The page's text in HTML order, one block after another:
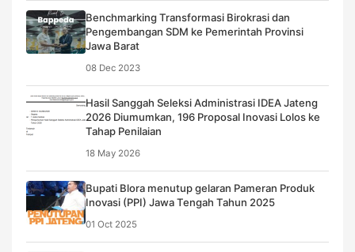
Benchmarking Transformasi Birokrasi dan
Pengembangan SDM ke Pemerintah Provinsi
Jawa Barat
08 Dec 2023
Hasil Sanggah Seleksi Administrasi IDEA Jateng
2026 Diumumkan, 196 Proposal Inovasi Lolos ke
Tahap Penilaian
18 May 2026
Bupati Blora menutup gelaran Pameran Produk
Inovasi (PPI) Jawa Tengah Tahun 2025
01 Oct 2025